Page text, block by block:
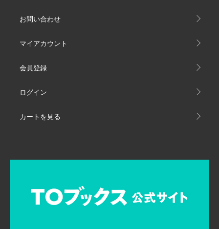
お問い合わせ
マイアカウント
会員登録
ログイン
カートを見る